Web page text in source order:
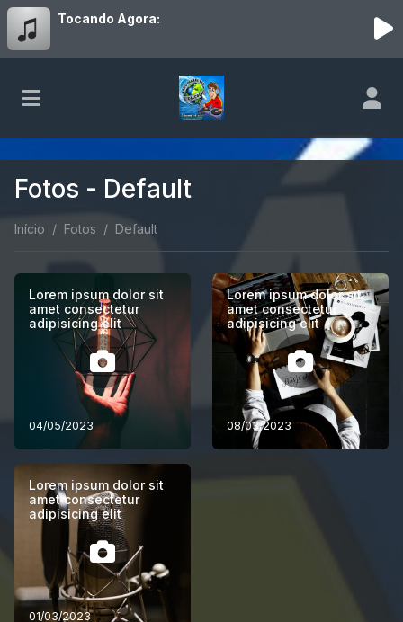
Tocando Agora:
Fotos - Default
Início Fotos Default
Lorem ipsum dolor sit
amet consectetur
adipisicing elit
04/05/2023
Lorem ipsum dolor sit
amet consectetur
adipisicing elit
08/03/2023
Lorem ipsum dolor sit
amet consectetur
adipisicing elit
01/03/2023